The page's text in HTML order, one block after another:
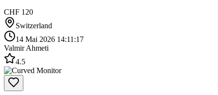
CHF 120
Switzerland
14 Mai 2026 14:11:17
Valmir Ahmeti
4.5